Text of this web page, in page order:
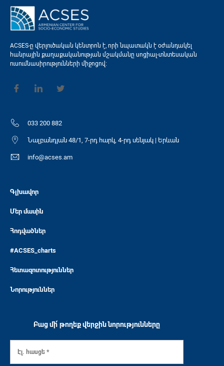
ACSES-ը վերլուծական կենտրոն է, որի նպատակն է օժանդակել
հանրային քաղաքականության մշակմանը սոցիալ-տնտեսական
ուսումնասիրությունների միջոցով։
033 200 882
Նալբանդյան 48/1, 7-րդ հարկ, 4-րդ սենյակ | Երևան
info@acses.am
Գլխավոր
Մեր մասին
Հոդվածներ
#ACSES_charts
Հետազոտություններ
Նորություններ
Բաց մի՛ թողեք վերջին նորությունները